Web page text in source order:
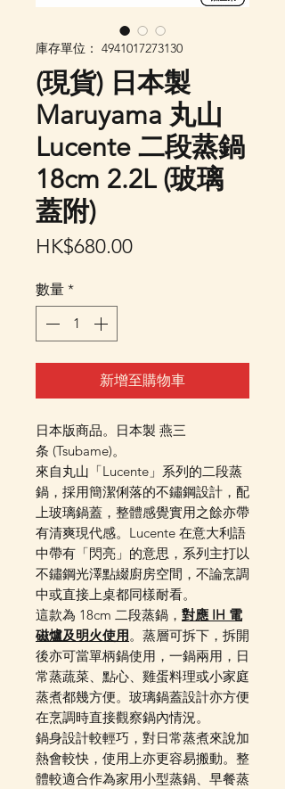
庫存單位： 4941017273130
(現貨) 日本製
Maruyama 丸山
Lucente 二段蒸鍋
18cm 2.2L (玻璃
蓋附)
HK$680.00價
數量 *
新增至購物車
日本版商品。日本製 燕三
条 (Tsubame)。
來自丸山「Lucente」系列的二段蒸
鍋，採用簡潔俐落的不鏽鋼設計，配
上玻璃鍋蓋，整體感覺實用之餘亦帶
有清爽現代感。Lucente 在意大利語
中帶有「閃亮」的意思，系列主打以
不鏽鋼光澤點綴廚房空間，不論烹調
中或直接上桌都同樣耐看。
這款為 18cm 二段蒸鍋， 對應 IH 電
磁爐及明火使用。蒸層可拆下，拆開
後亦可當單柄鍋使用，一鍋兩用，日
常蒸蔬菜、點心、雞蛋料理或小家庭
蒸煮都幾方便。玻璃鍋蓋設計亦方便
在烹調時直接觀察鍋內情況。
鍋身設計較輕巧，對日常蒸煮來說加
熱會較快，使用上亦更容易搬動。整
體較適合作為家用小型蒸鍋、早餐蒸